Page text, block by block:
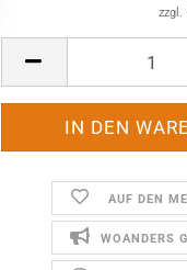
zzgl.
AUF DEN
WOANDERS